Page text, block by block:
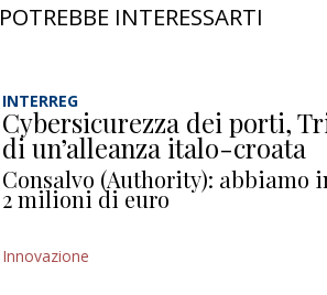
POTREBBE INTERESSARTI
INTERREG
Cybersicurezza dei porti,
di un’alleanza italo-croata
Consalvo (Authority): abbiamo
2 milioni di euro
Innovazione